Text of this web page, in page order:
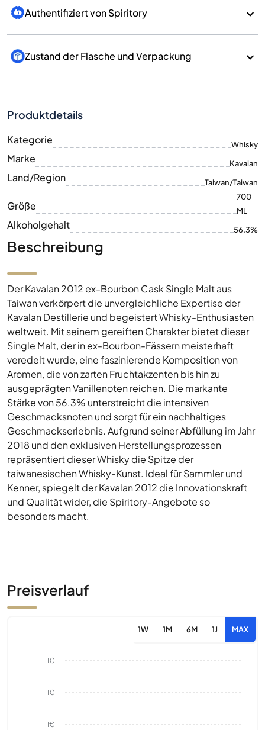
Authentifiziert von Spiritory
Zustand der Flasche und Verpackung
Produktdetails
Kategorie Whisky
Marke Kavalan
Land/Region Taiwan/Taiwan
Größe
700
ML
Alkoholgehalt 56.3%
Beschreibung
Der Kavalan 2012 ex-Bourbon Cask Single Malt aus
Taiwan verkörpert die unvergleichliche Expertise der
Kavalan Destillerie und begeistert Whisky-Enthusiasten
weltweit. Mit seinem gereiften Charakter bietet dieser
Single Malt, der in ex-Bourbon-Fässern meisterhaft
veredelt wurde, eine faszinierende Komposition von
Aromen, die von zarten Fruchtakzenten bis hin zu
ausgeprägten Vanillenoten reichen. Die markante
Stärke von 56.3% unterstreicht die intensiven
Geschmacksnoten und sorgt für ein nachhaltiges
Geschmackserlebnis. Aufgrund seiner Abfüllung im Jahr
2018 und den exklusiven Herstellungsprozessen
repräsentiert dieser Whisky die Spitze der
taiwanesischen Whisky-Kunst. Ideal für Sammler und
Kenner, spiegelt der Kavalan 2012 die Innovationskraft
und Qualität wider, die Spiritory-Angebote so
besonders macht.
Preisverlauf
1W 1M 6M 1J MAX
1€
1€
1€